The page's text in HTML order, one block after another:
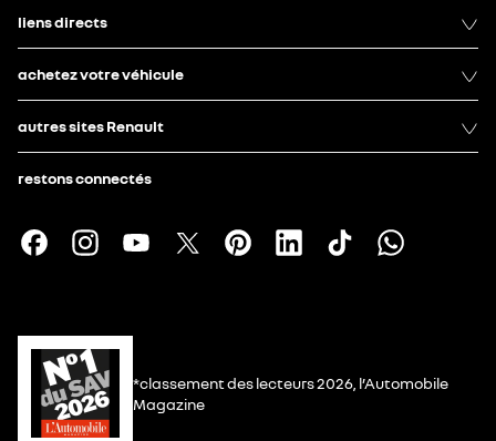
liens directs
achetez votre véhicule
autres sites Renault
restons connectés
*classement des lecteurs 2026, l’Automobile
Magazine